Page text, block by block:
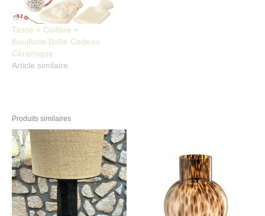
Tasse + Cuillère +
Bouillotte Boîte Cadeau
Céramique
Article similaire
Produits similaires